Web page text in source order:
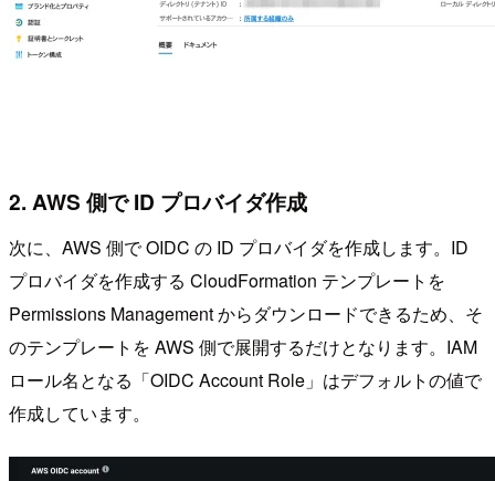
2. AWS 側で ID プロバイダ作成
次に、AWS 側で OIDC の ID プロバイダを作成します。ID
プロバイダを作成する CloudFormation テンプレートを
Permissions Management からダウンロードできるため、そ
のテンプレートを AWS 側で展開するだけとなります。IAM
ロール名となる「OIDC Account Role」はデフォルトの値で
作成しています。